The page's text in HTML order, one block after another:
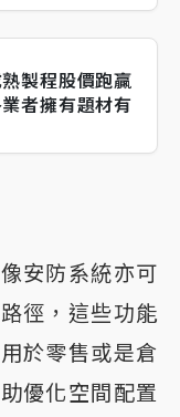
製程股價跑贏
者擁有題材有
安防系統亦可
徑，這些功能
於零售或是倉
優化空間配置